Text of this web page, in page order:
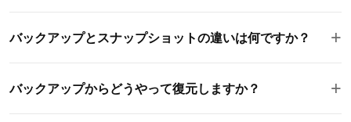
実行します。
は7日間、プロフェッショナルプランは14日間、プレミアムプ
バックアップとスナップショットの違いは何ですか？ +
によって管理されます。スナップショットは、アップデートや
バックアップからどうやって復元しますか？ +